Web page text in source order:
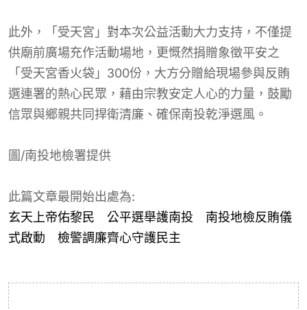
此外，「受天宮」對本次公益活動大力支持，不僅提
供廟前廣場充作活動場地，更慨然捐贈象徵平安之
「受天宮香火袋」300份，大方分贈給現場參與反賄
選連署的熱心民眾，藉由宗教安定人心的力量，鼓勵
信眾與鄉親共同捍衛清廉、確保南投乾淨選風。
圖/南投地檢署提供
此篇文章最開始出處為:
玄天上帝佑黎民 公平選舉護南投 南投地檢反賄儀
式啟動 檢警調廉齊心守護民主